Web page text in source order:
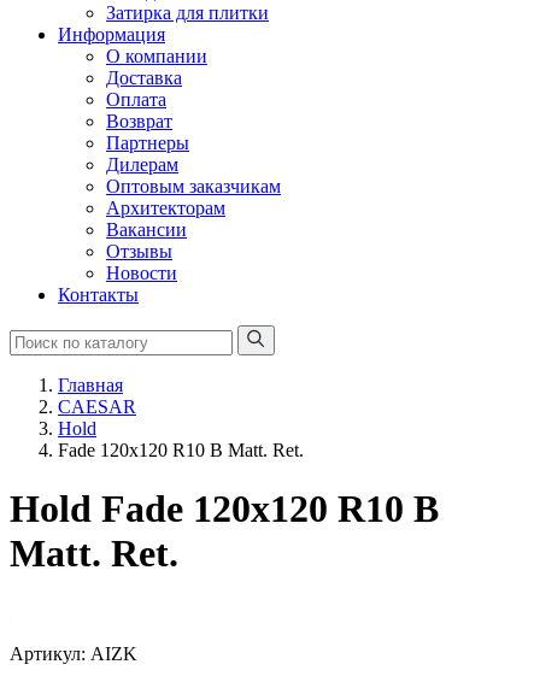
Затирка для плитки
Информация
О компании
Доставка
Оплата
Возврат
Партнеры
Дилерам
Оптовым заказчикам
Архитекторам
Вакансии
Отзывы
Новости
Контакты
Главная
CAESAR
Hold
Fade 120х120 R10 B Matt. Ret.
Hold Fade 120х120 R10 B
Matt. Ret.
Артикул: AIZK